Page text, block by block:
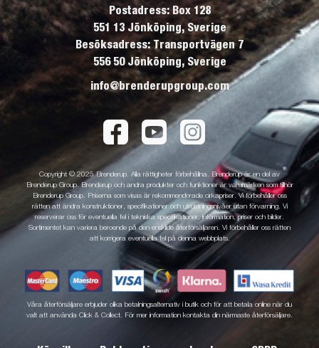
Postadress: Box 128
551 13 Jönköping, Sverige
Besöksadress: Transportvägen 7
556 50 Jönköping, Sverige
info@brenderupgroup.com
Copyright © 2025 Brenderup. Alla rättigheter förbehållna. Brenderup är en del av
Brenderup Group. Brenderup och andra produkter och funktioner är varumärken som tillhör
Brenderup Group. Priserna som visas är rekommenderade cirkapriser. Vi förbehåller oss
rätten att ändra konstruktioner, specifikationer och utrustningsnivåer utan förvarning. Vi
reserverar oss för eventuella fel i tekniska specifikationer, information, priser och bilder.
Sortimentet kan variera beroende på den enskilde återförsäljaren. Vi förbehåller oss rätten
att korrigera eventuella fel på denna webbplats.
Våra återförsäljare erbjuder olika betalningsalternativ i butik och för att betala online när du
valt att använda Click & Collect. För mer information kontakta din närmaste återförsäljare.